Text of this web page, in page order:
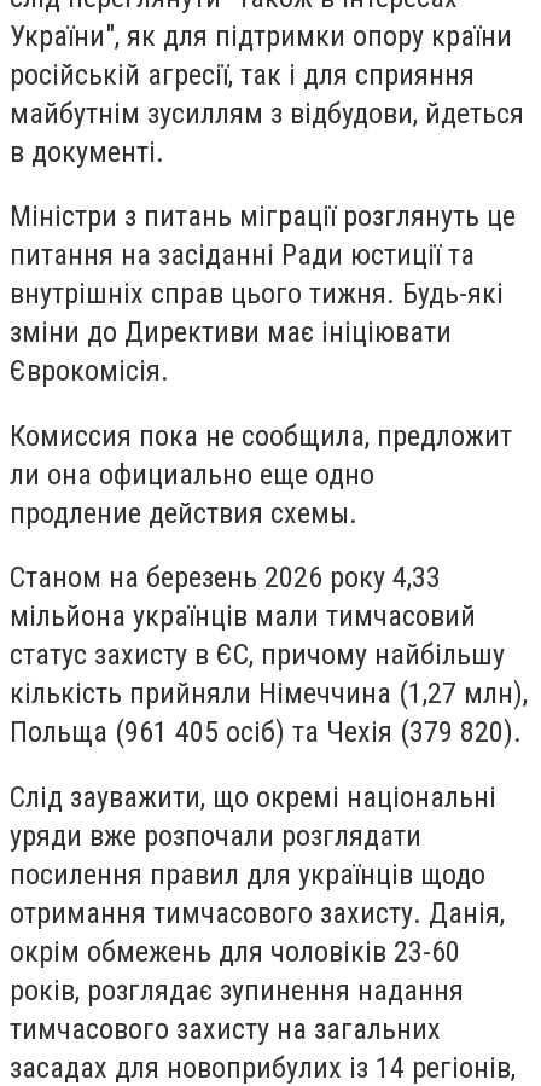
України", як для підтримки опору країни
російській агресії, так і для сприяння
майбутнім зусиллям з відбудови, йдеться
в документі.
Міністри з питань міграції розглянуть це
питання на засіданні Ради юстиції та
внутрішніх справ цього тижня. Будь-які
зміни до Директиви має ініціювати
Єврокомісія.
Комиссия пока не сообщила, предложит
ли она официально еще одно
продление действия схемы.
Станом на березень 2026 року 4,33
мільйона українців мали тимчасовий
статус захисту в ЄС, причому найбільшу
кількість прийняли Німеччина (1,27 млн),
Польща (961 405 осіб) та Чехія (379 820).
Слід зауважити, що окремі національні
уряди вже розпочали розглядати
посилення правил для українців щодо
отримання тимчасового захисту. Данія,
окрім обмежень для чоловіків 23-60
років, розглядає зупинення надання
тимчасового захисту на загальних
засадах для новоприбулих із 14 регіонів,